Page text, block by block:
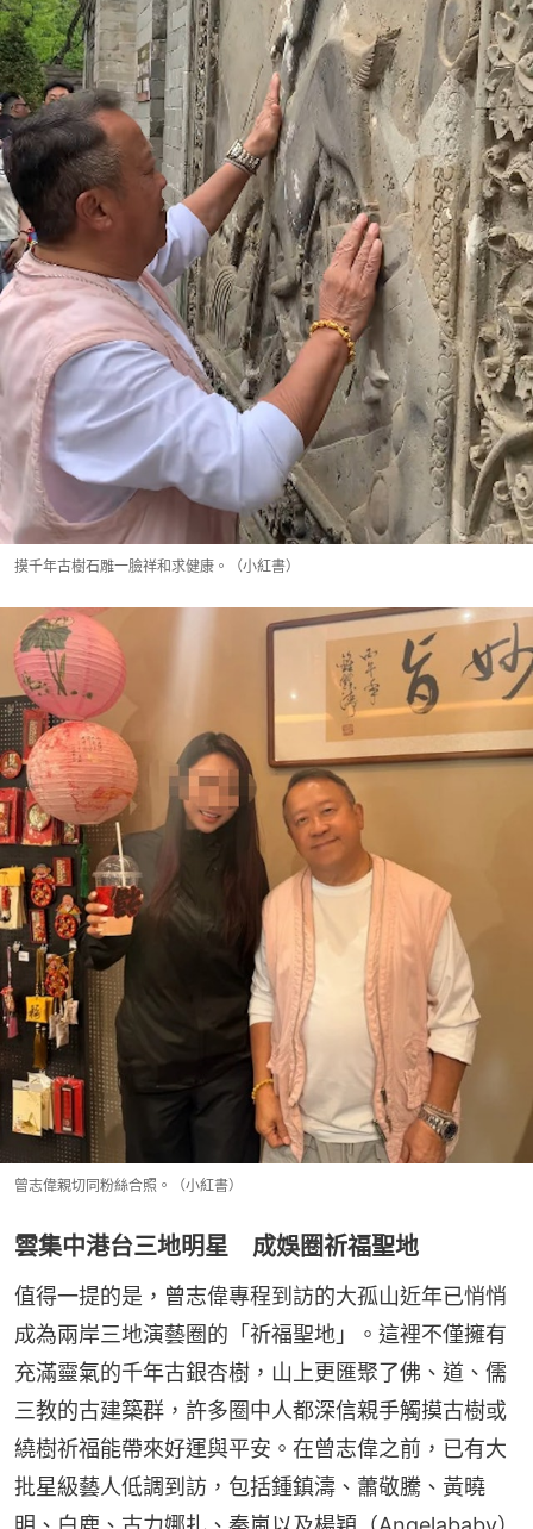
摸千年古樹石雕一臉祥和求健康。（小紅書）
曾志偉親切同粉絲合照。（小紅書）
雲集中港台三地明星 成娛圈祈福聖地
值得一提的是，曾志偉專程到訪的大孤山近年已悄悄
成為兩岸三地演藝圈的「祈福聖地」。這裡不僅擁有
充滿靈氣的千年古銀杏樹，山上更匯聚了佛、道、儒
三教的古建築群，許多圈中人都深信親手觸摸古樹或
繞樹祈福能帶來好運與平安。在曾志偉之前，已有大
批星級藝人低調到訪，包括鍾鎮濤、蕭敬騰、黃曉